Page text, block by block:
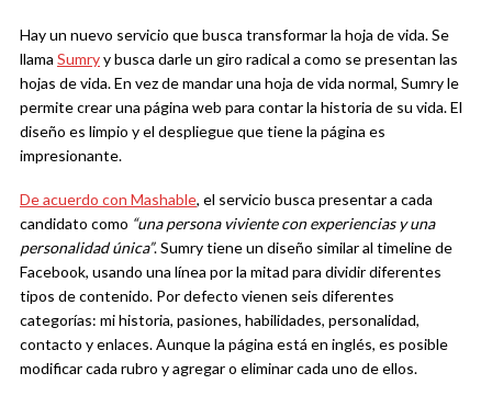
Hay un nuevo servicio que busca transformar la hoja de vida. Se
llama Sumryy busca darle un giro radical a como se presentan las
hojas de vida. En vez de mandar una hoja de vida normal, Sumry le
permite crear una página web para contar la historia de su vida. El
diseño es limpio y el despliegue que tiene la página es
impresionante.
De acuerdo con Mashable, el servicio busca presentar a cada
candidato como “una persona viviente con experiencias y una
personalidad única”. Sumry tiene un diseño similar al timeline de
Facebook, usando una línea por la mitad para dividir diferentes
tipos de contenido. Por defecto vienen seis diferentes
categorías: mi historia, pasiones, habilidades, personalidad,
contacto y enlaces. Aunque la página está en inglés, es posible
modificar cada rubro y agregar o eliminar cada uno de ellos.